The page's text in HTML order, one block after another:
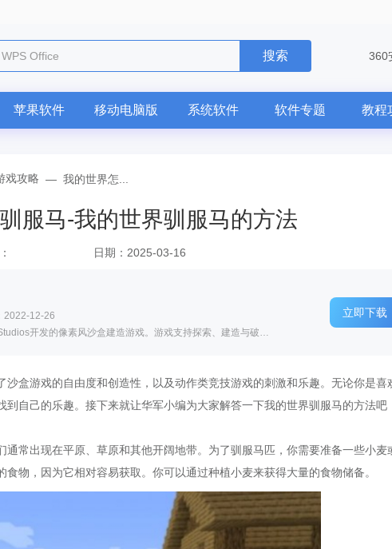
WPS Office 搜索 360
苹果软件 移动电脑版 系统软件 软件专题 教程
戏攻略 — 我的世界怎...
服马-我的世界驯服马的方法
日期：2025-03-16
2022-12-26
软件介绍: 我的世界电脑版是Mojang Studios开发的像素风沙盒建造游戏。游戏支持探索、建造与破坏等多元操作...
立即下载
盒游戏的自由度和创造性，以及动作类竞技游戏的刺激和乐趣。无论你是喜
自己的乐趣。接下来就让华军小编为大家解答一下我的世界驯服马的方法吧
常出现在平原、草原和其他开阔地带。为了驯服马匹，你需要准备一些小麦
物，因为它相对容易获取。你可以通过种植小麦来获得大量的食物储备。